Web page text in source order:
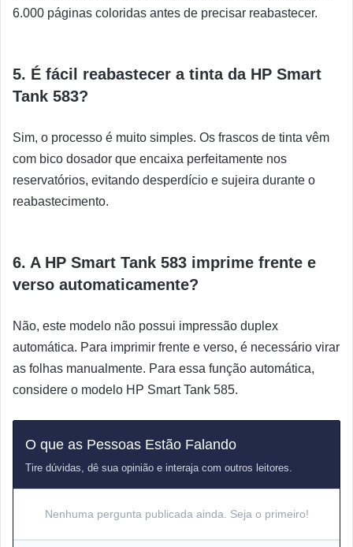
6.000 páginas coloridas antes de precisar reabastecer.
5. É fácil reabastecer a tinta da HP Smart
Tank 583?
Sim, o processo é muito simples. Os frascos de tinta vêm
com bico dosador que encaixa perfeitamente nos
reservatórios, evitando desperdício e sujeira durante o
reabastecimento.
6. A HP Smart Tank 583 imprime frente e
verso automaticamente?
Não, este modelo não possui impressão duplex
automática. Para imprimir frente e verso, é necessário virar
as folhas manualmente. Para essa função automática,
considere o modelo HP Smart Tank 585.
O que as Pessoas Estão Falando
Tire dúvidas, dê sua opinião e interaja com outros leitores.
Nenhuma pergunta publicada ainda. Seja o primeiro!